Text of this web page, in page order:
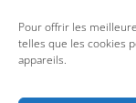
Pour offrir les
telles que les cookies
appareils.